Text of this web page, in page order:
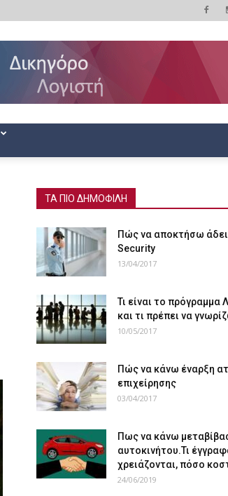
ΤΑ ΠΙΟ ΔΗΜΟΦΙΛΗ
Πώς να αποκτήσω
Security
13/04/2017
Τι είναι το πρόγραμμα
και τι πρέπει να
10/05/2017
Πώς να κάνω έναρξη
επιχείρησης
03/04/2017
Πως να κάνω
αυτοκινήτου.Τι
χρειάζονται, πόσο
24/06/2019